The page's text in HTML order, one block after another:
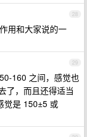
28
用和大家说的一
29
160 之间，感觉也
了，而且还得适当
觉是 150±5 或